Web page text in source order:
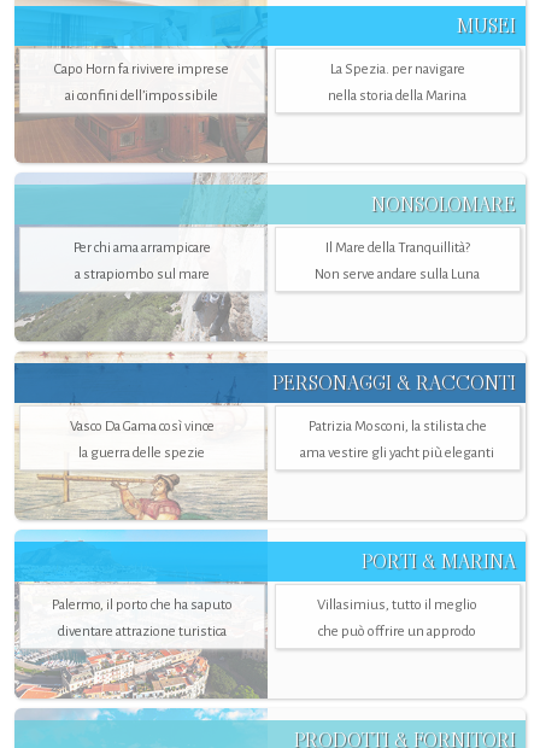
MUSEI
Capo Horn fa rivivere imprese
ai confini dell’impossibile
La Spezia. per navigare
nella storia della Marina
NONSOLOMARE
Per chi ama arrampicare
a strapiombo sul mare
Il Mare della Tranquillità?
Non serve andare sulla Luna
PERSONAGGI & RACCONTI
Vasco Da Gama così vince
la guerra delle spezie
Patrizia Mosconi, la stilista che
ama vestire gli yacht più eleganti
PORTI & MARINA
Palermo, il porto che ha saputo
diventare attrazione turistica
Villasimius, tutto il meglio
che può offrire un approdo
PRODOTTI & FORNITORI